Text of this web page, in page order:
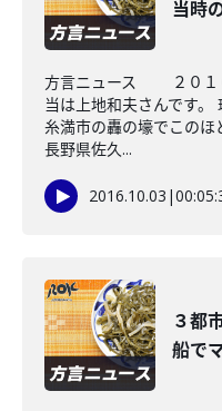
当時
方言ニュース ２０１
当は上地和夫さんです。
糸満市の轟の壕でこのほ
長野県佐久...
2016.10.03 |
３都
船で